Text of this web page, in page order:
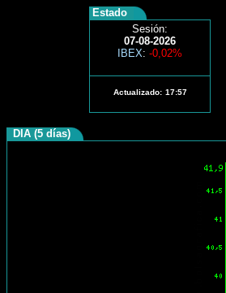
Estado
Sesión:
07-08-2026
IBEX: -0,02%
Actualizado: 17:57
DIA (5 días)